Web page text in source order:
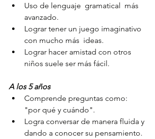
Uso de lenguaje  gramatical  más
avanzado.
Lograr tener un juego imaginativo
con mucho más  ideas.
Lograr hacer amistad con otros
niños suele ser más fácil.
A los 5 años
Comprende preguntas como:
"por qué y cuándo".
Logra conversar de manera fluida y
dando a conocer su pensamiento.